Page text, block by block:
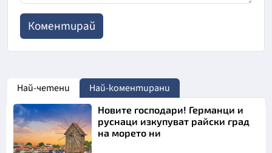
Най-четени Най-коментирани
Новите господари! Германци и
руснаци изкупуват райски град
на морето ни